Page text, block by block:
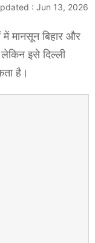
: Jun 13, 2026
में मानसून बिहार और
इसे दिल्ली
है।